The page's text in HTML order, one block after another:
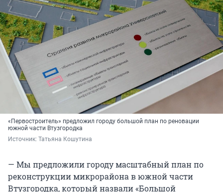
«Первостроитель» предложил городу большой план по реновации
южной части Втузгородка
Источник: Татьяна Кошутина
— Мы предложили городу масштабный план по
реконструкции микрорайона в южной части
Втузгородка, который назвали «Большой